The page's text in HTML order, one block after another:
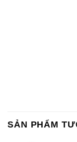
SẢN PHẨM